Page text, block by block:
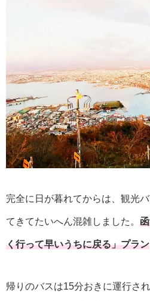
完全に日が暮れてからは、観光
てきてたいへん混雑しました。
く行って早いうちに戻る」プラン
帰りのバスは15分おきに運行さ